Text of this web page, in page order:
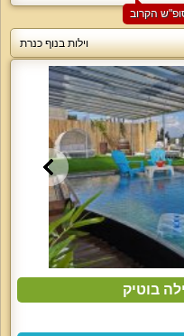
וילות בנוף כנרת
בוטיק